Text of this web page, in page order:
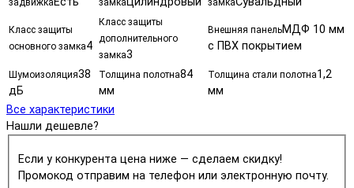
задвижка
замка
замка
Класс защиты
основного замка4
Класс защиты
дополнительного
замка3
Внешняя панельМДФ 10 мм
с ПВХ покрытием
Шумоизоляция38
дБ
Толщина полотна84
мм
Толщина стали полотна1,2
мм
Все характеристики
Нашли дешевле?
Если у конкурента цена ниже — сделаем скидку!
Промокод отправим на телефон или электронную почту.